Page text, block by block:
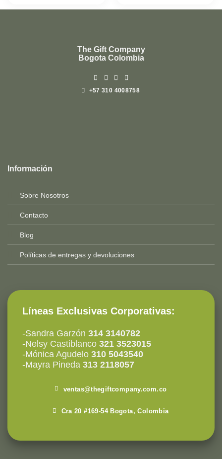
The Gift Company
Bogota Colombia
+57 310 4008758
2025-
Información
Sobre Nosotros
Contacto
Blog
Políticas de entregas y devoluciones
Líneas Exclusivas Corporativas:
-Sandra Garzón 314 3140782
-Nelsy Castiblanco 321 3523015
-Mónica Agudelo 310 5043540
-Mayra Pineda 313 2118057
ventas@thegiftcompany.com.co
Cra 20 #169-54 Bogota, Colombia